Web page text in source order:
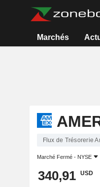
Marchés
Flux de Trésorerie
Marché Fermé - NYSE
340,91 USD